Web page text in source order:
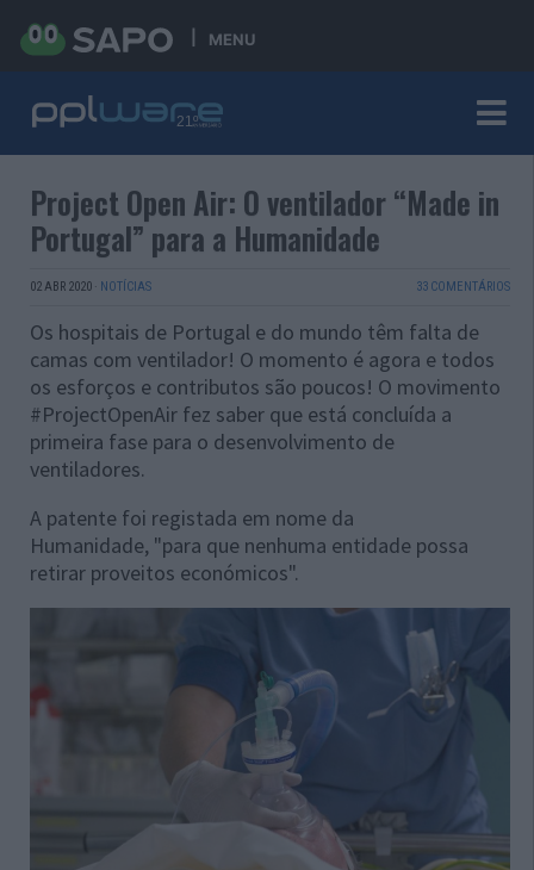
MENU
Project Open Air: O ventilador “Made in
Portugal” para a Humanidade
02 ABR 2020 · NOTÍCIAS 33 COMENTÁRIOS
Os hospitais de Portugal e do mundo têm falta de
camas com ventilador! O momento é agora e todos
os esforços e contributos são poucos! O movimento
#ProjectOpenAir fez saber que está concluída a
primeira fase para o desenvolvimento de
ventiladores.
A patente foi registada em nome da
Humanidade, "para que nenhuma entidade possa
retirar proveitos económicos".